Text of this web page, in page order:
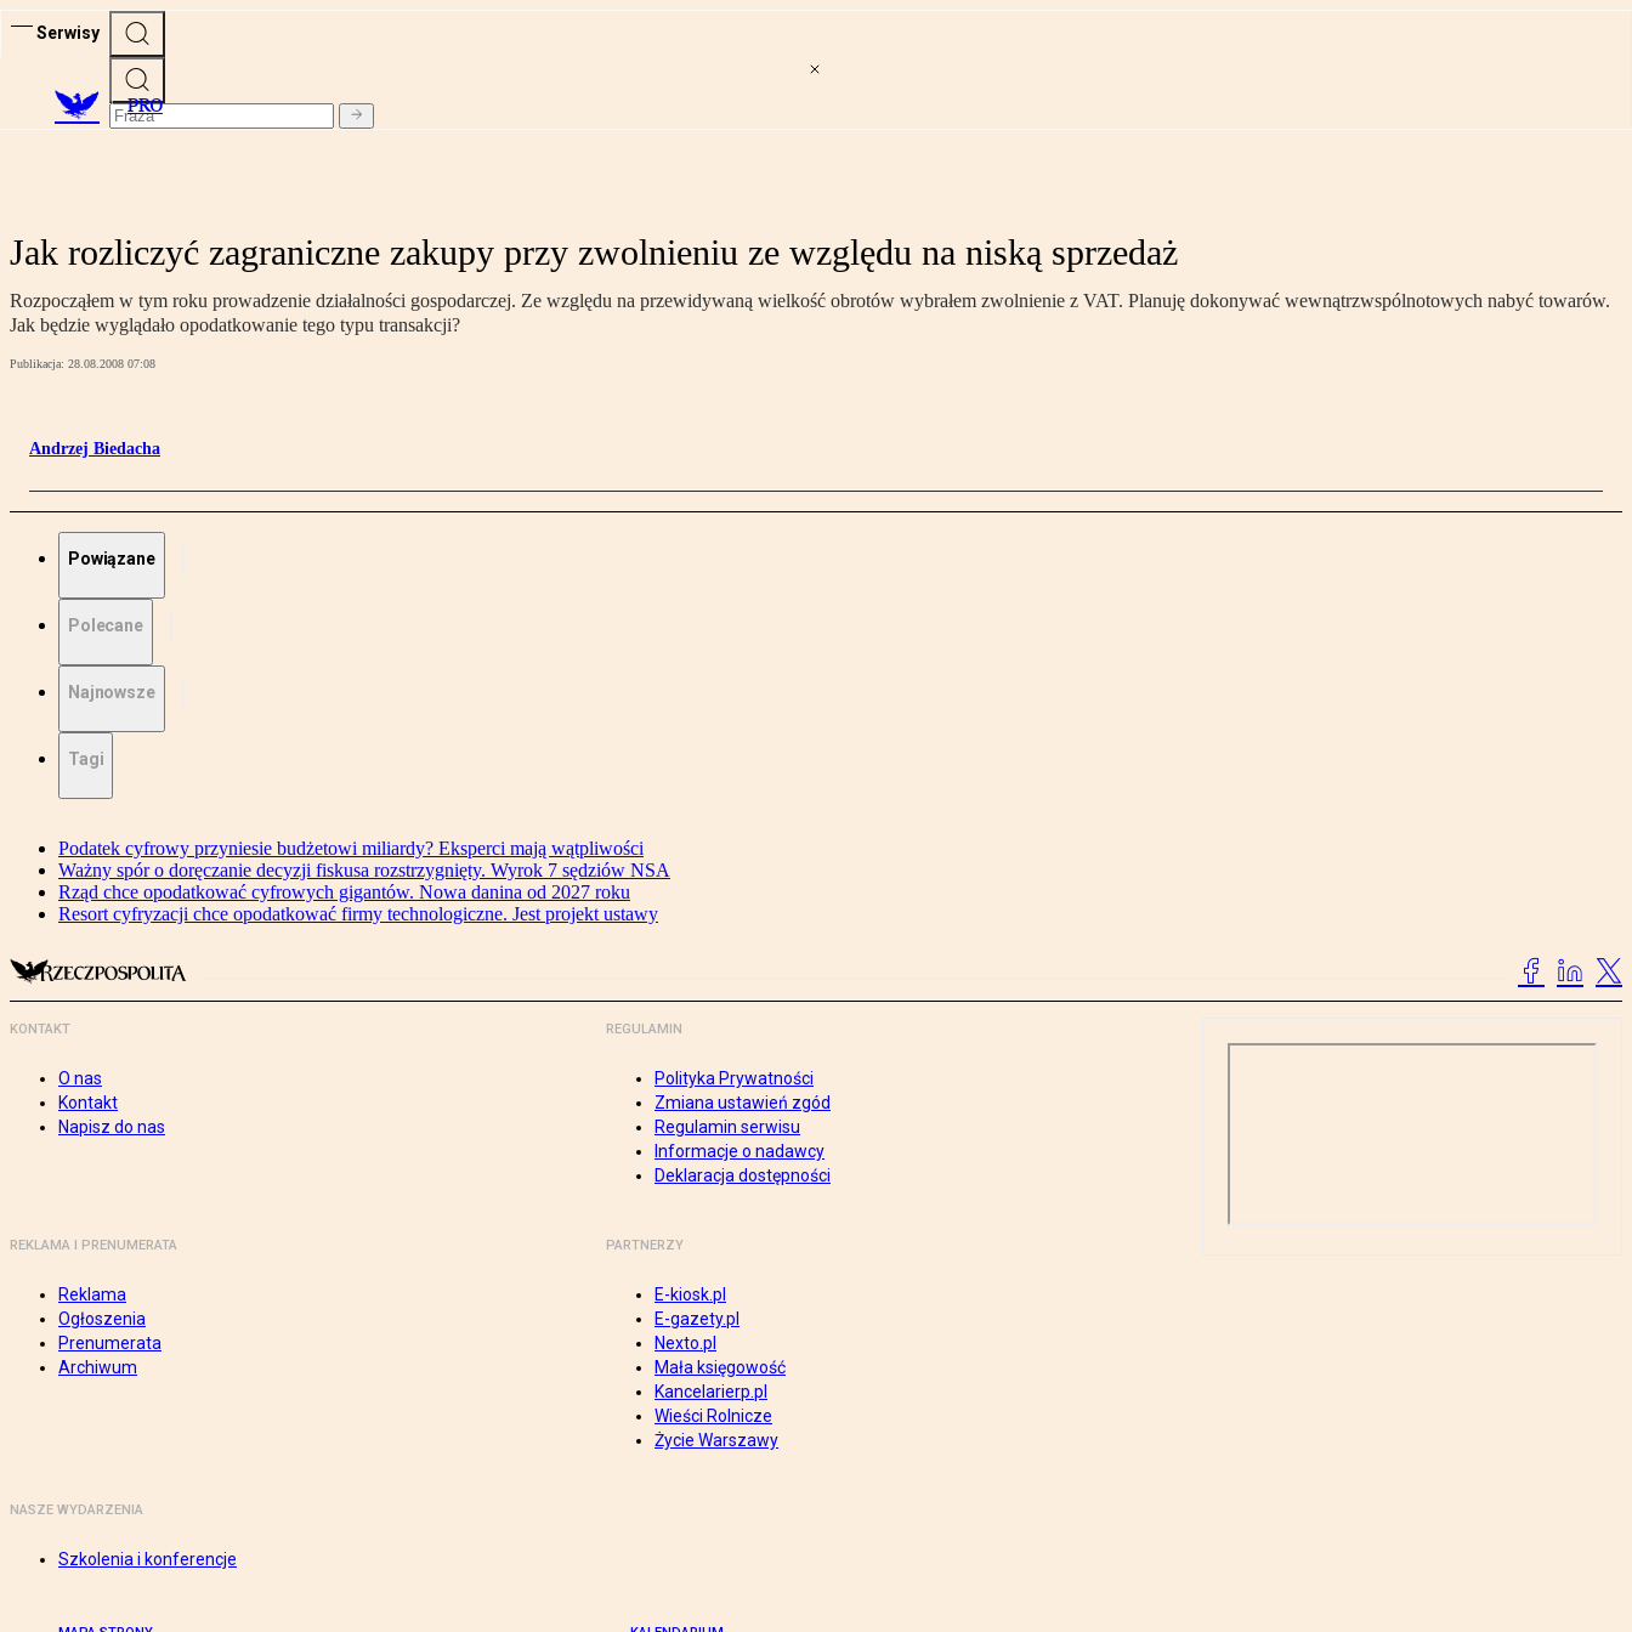
Serwisy
PRO
Jak rozliczyć zagraniczne zakupy przy zwolnieniu ze względu na niską sprzedaż
Rozpocząłem w tym roku prowadzenie działalności gospodarczej. Ze względu na przewidywaną wielkość obrotów wybrałem zwolnienie z VAT. Planuję dokonywać wewnątrzwspólnotowych nabyć towarów.
Jak będzie wyglądało opodatkowanie tego typu transakcji?
Publikacja: 28.08.2008 07:08
Andrzej Biedacha
Powiązane
Polecane
Najnowsze
Tagi
Podatek cyfrowy przyniesie budżetowi miliardy? Eksperci mają wątpliwości
Ważny spór o doręczanie decyzji fiskusa rozstrzygnięty. Wyrok 7 sędziów NSA
Rząd chce opodatkować cyfrowych gigantów. Nowa danina od 2027 roku
Resort cyfryzacji chce opodatkować firmy technologiczne. Jest projekt ustawy
KONTAKT
O nas
Kontakt
Napisz do nas
REGULAMIN
Polityka Prywatności
Zmiana ustawień zgód
Regulamin serwisu
Informacje o nadawcy
Deklaracja dostępności
REKLAMA I PRENUMERATA
Reklama
Ogłoszenia
Prenumerata
Archiwum
PARTNERZY
E-kiosk.pl
E-gazety.pl
Nexto.pl
Mała księgowość
Kancelarierp.pl
Wieści Rolnicze
Życie Warszawy
NASZE WYDARZENIA
Szkolenia i konferencje